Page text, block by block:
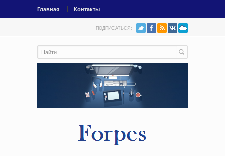
Главная Контакты
ПОДПИСАТЬСЯ: